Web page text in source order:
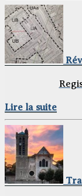
Lire la suite